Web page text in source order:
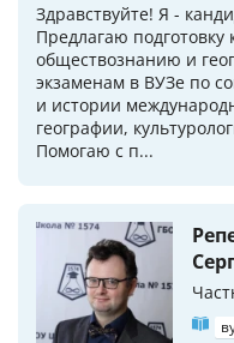
Здравствуйте! Я -
Предлагаю
обществознанию и
экзаменам в ВУЗе по
и истории
географии,
Помогаю с п...